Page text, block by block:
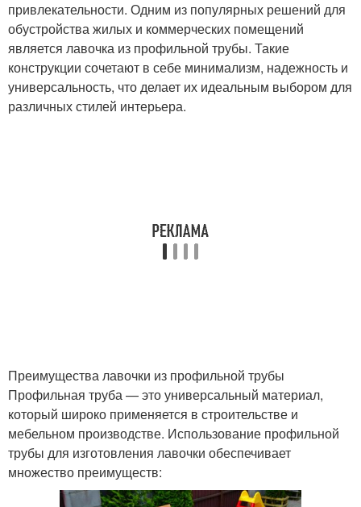
привлекательности. Одним из популярных решений для
обустройства жилых и коммерческих помещений
является лавочка из профильной трубы. Такие
конструкции сочетают в себе минимализм, надежность и
универсальность, что делает их идеальным выбором для
различных стилей интерьера.
Преимущества лавочки из профильной трубы
Профильная труба — это универсальный материал,
который широко применяется в строительстве и
мебельном производстве. Использование профильной
трубы для изготовления лавочки обеспечивает
множество преимуществ: